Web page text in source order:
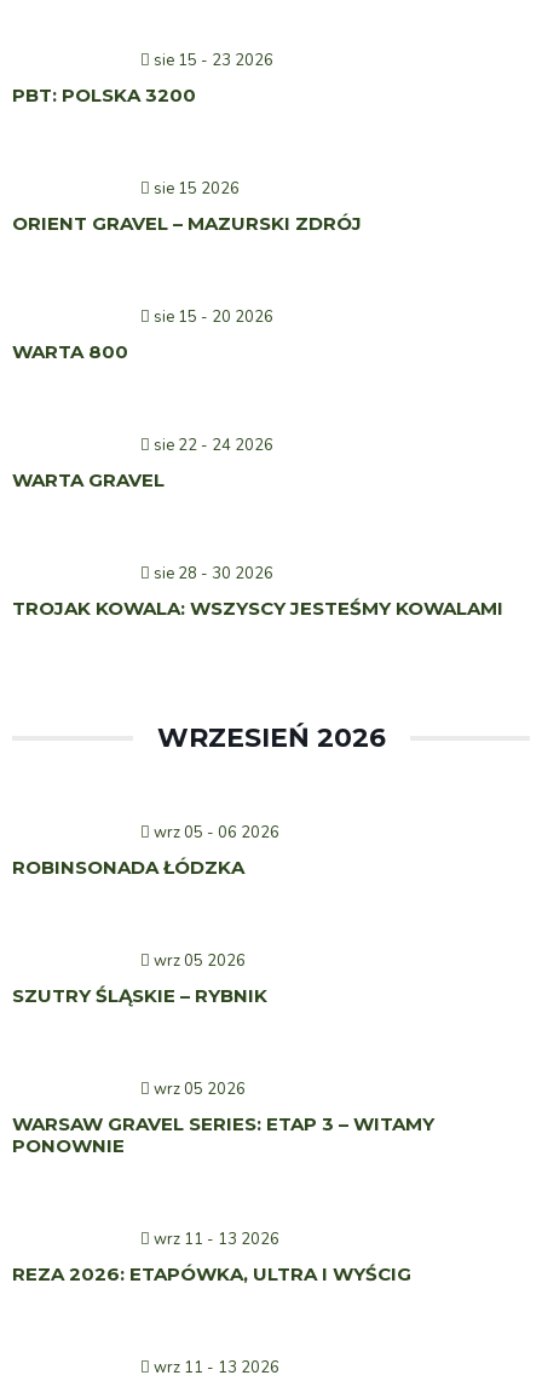
sie 15 - 23 2026
PBT: POLSKA 3200
sie 15 2026
ORIENT GRAVEL – MAZURSKI ZDRÓJ
sie 15 - 20 2026
WARTA 800
sie 22 - 24 2026
WARTA GRAVEL
sie 28 - 30 2026
TROJAK KOWALA: WSZYSCY JESTEŚMY KOWALAMI
WRZESIEŃ 2026
wrz 05 - 06 2026
ROBINSONADA ŁÓDZKA
wrz 05 2026
SZUTRY ŚLĄSKIE – RYBNIK
wrz 05 2026
WARSAW GRAVEL SERIES: ETAP 3 – WITAMY
PONOWNIE
wrz 11 - 13 2026
REZA 2026: ETAPÓWKA, ULTRA I WYŚCIG
wrz 11 - 13 2026